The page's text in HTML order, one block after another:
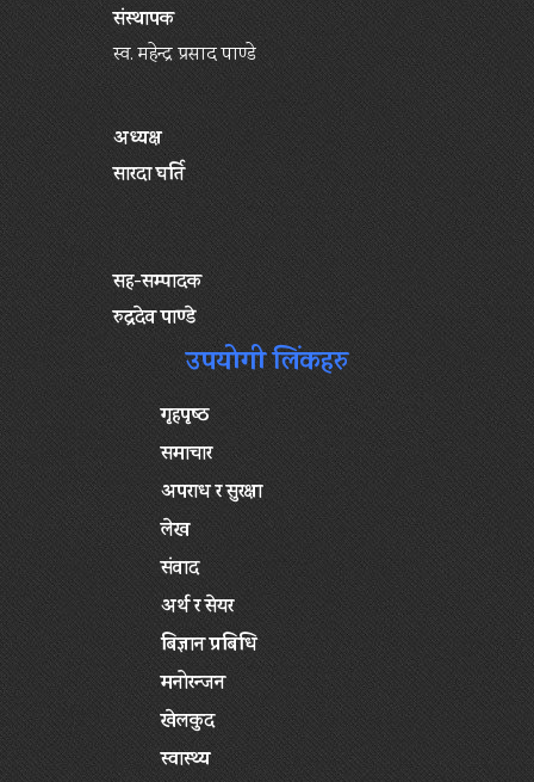
संस्थापक
स्व. महेन्द्र प्रसाद पाण्डे
अध्यक्ष
सारदा घर्ति
सह-सम्पादक
रुद्रदेव पाण्डे
उपयोगी लिंकहरु
गृहपृष्‍ठ
समाचार
अपराध र सुरक्षा
लेख
संवाद
अर्थ र सेयर
बिज्ञान प्रबिधि
मनोरन्जन
खेलकुद
स्वास्थ्य